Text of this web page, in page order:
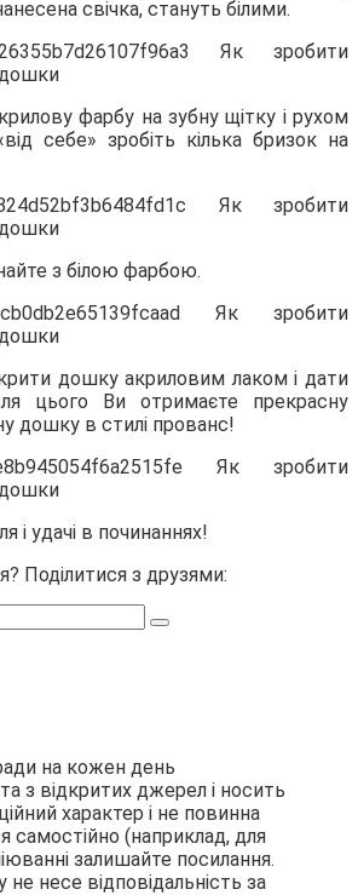
свічка, стануть білими.
фарбу на зубну щітку і рухом
себе» зробіть кілька бризок на
з білою фарбою.
дошку акриловим лаком і дати
цього Ви отримаєте прекрасну
дошку в стилі прованс!
і удачі в починаннях!
Поділитися з друзями:
на кожен день
з відкритих джерел і носить
характер і не повинна
самостійно (наприклад, для
залишайте посилання.
не несе відповідальність за